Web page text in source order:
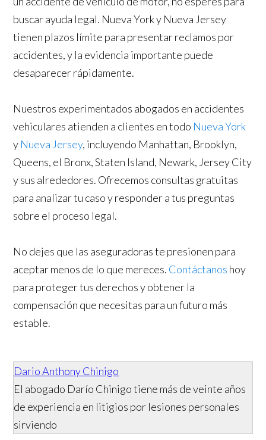
buscar ayuda legal. Nueva York y Nueva Jersey
tienen plazos límite para presentar reclamos por
accidentes, y la evidencia importante puede
desaparecer rápidamente.
Nuestros experimentados abogados en accidentes
vehiculares atienden a clientes en todo Nueva York
y Nueva Jersey, incluyendo Manhattan, Brooklyn,
Queens, el Bronx, Staten Island, Newark, Jersey City
y sus alrededores. Ofrecemos consultas gratuitas
para analizar tu caso y responder a tus preguntas
sobre el proceso legal.
No dejes que las aseguradoras te presionen para
aceptar menos de lo que mereces. Contáctanos hoy
para proteger tus derechos y obtener la
compensación que necesitas para un futuro más
estable.
Dario Anthony Chinigo
El abogado Darío Chinigo tiene más de veinte años
de experiencia en litigios por lesiones personales
sirviendo